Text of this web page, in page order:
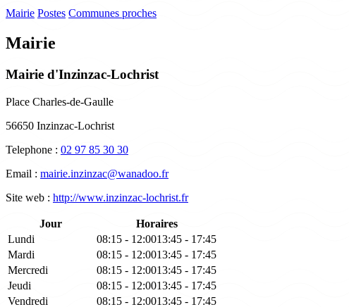
Mairie Postes Communes proches
Mairie
Mairie d'Inzinzac-Lochrist
Place Charles-de-Gaulle
56650 Inzinzac-Lochrist
Telephone : 02 97 85 30 30
Email : mairie.inzinzac@wanadoo.fr
Site web : http://www.inzinzac-lochrist.fr
Jour
Horaires
Lundi
08:15 - 12:0013:45 - 17:45
Mardi
08:15 - 12:0013:45 - 17:45
Mercredi
08:15 - 12:0013:45 - 17:45
Jeudi
08:15 - 12:0013:45 - 17:45
Vendredi
08:15 - 12:0013:45 - 17:45